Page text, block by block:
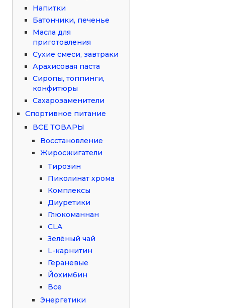
Напитки
Батончики, печенье
Масла для
приготовления
Сухие смеси, завтраки
Арахисовая паста
Сиропы, топпинги,
конфитюры
Сахарозаменители
Спортивное питание
ВСЕ ТОВАРЫ
Восстановление
Жиросжигатели
Тирозин
Пиколинат хрома
Комплексы
Диуретики
Глюкоманнан
CLA
Зелёный чай
L-карнитин
Гераневые
Йохимбин
Все
Энергетики